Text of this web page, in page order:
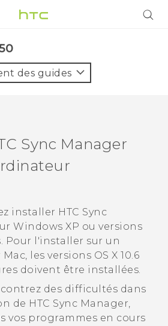
des guides
Sync Manager
installer HTC Sync
Windows XP ou versions
Pour l'installer sur un
Mac, les versions OS X 10.6
doivent être installées.
des difficultés dans
de HTC Sync Manager,
vos programmes en cours